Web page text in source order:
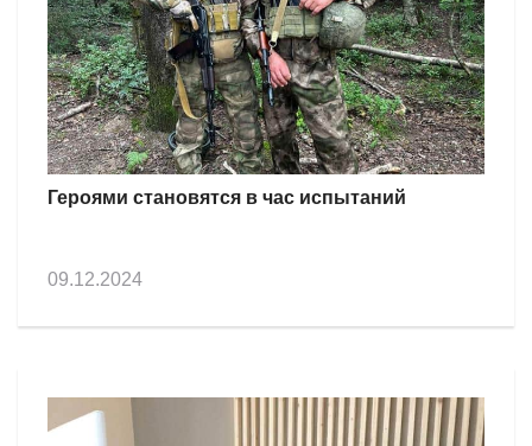
Героями становятся в час испытаний
09.12.2024